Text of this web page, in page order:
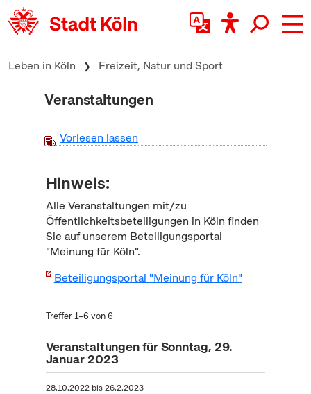
zum Inhalt springen
Leben in Köln Freizeit, Natur und Sport
Veranstaltungen
Vorlesen lassen
Hinweis:
Alle Veranstaltungen mit/zu
Öffentlichkeitsbeteiligungen in Köln finden
Sie auf unserem Beteiligungsportal
"Meinung für Köln".
Beteiligungsportal "Meinung für Köln"
Treffer 1–6 von 6
Veranstaltungen für Sonntag, 29.
Januar 2023
28.10.2022bis26.2.2023